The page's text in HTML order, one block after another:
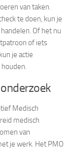
van taken.
te doen, kun je
Of het nu
of iets
je actie
Medisch
medisch
van
je werk. Het PMO